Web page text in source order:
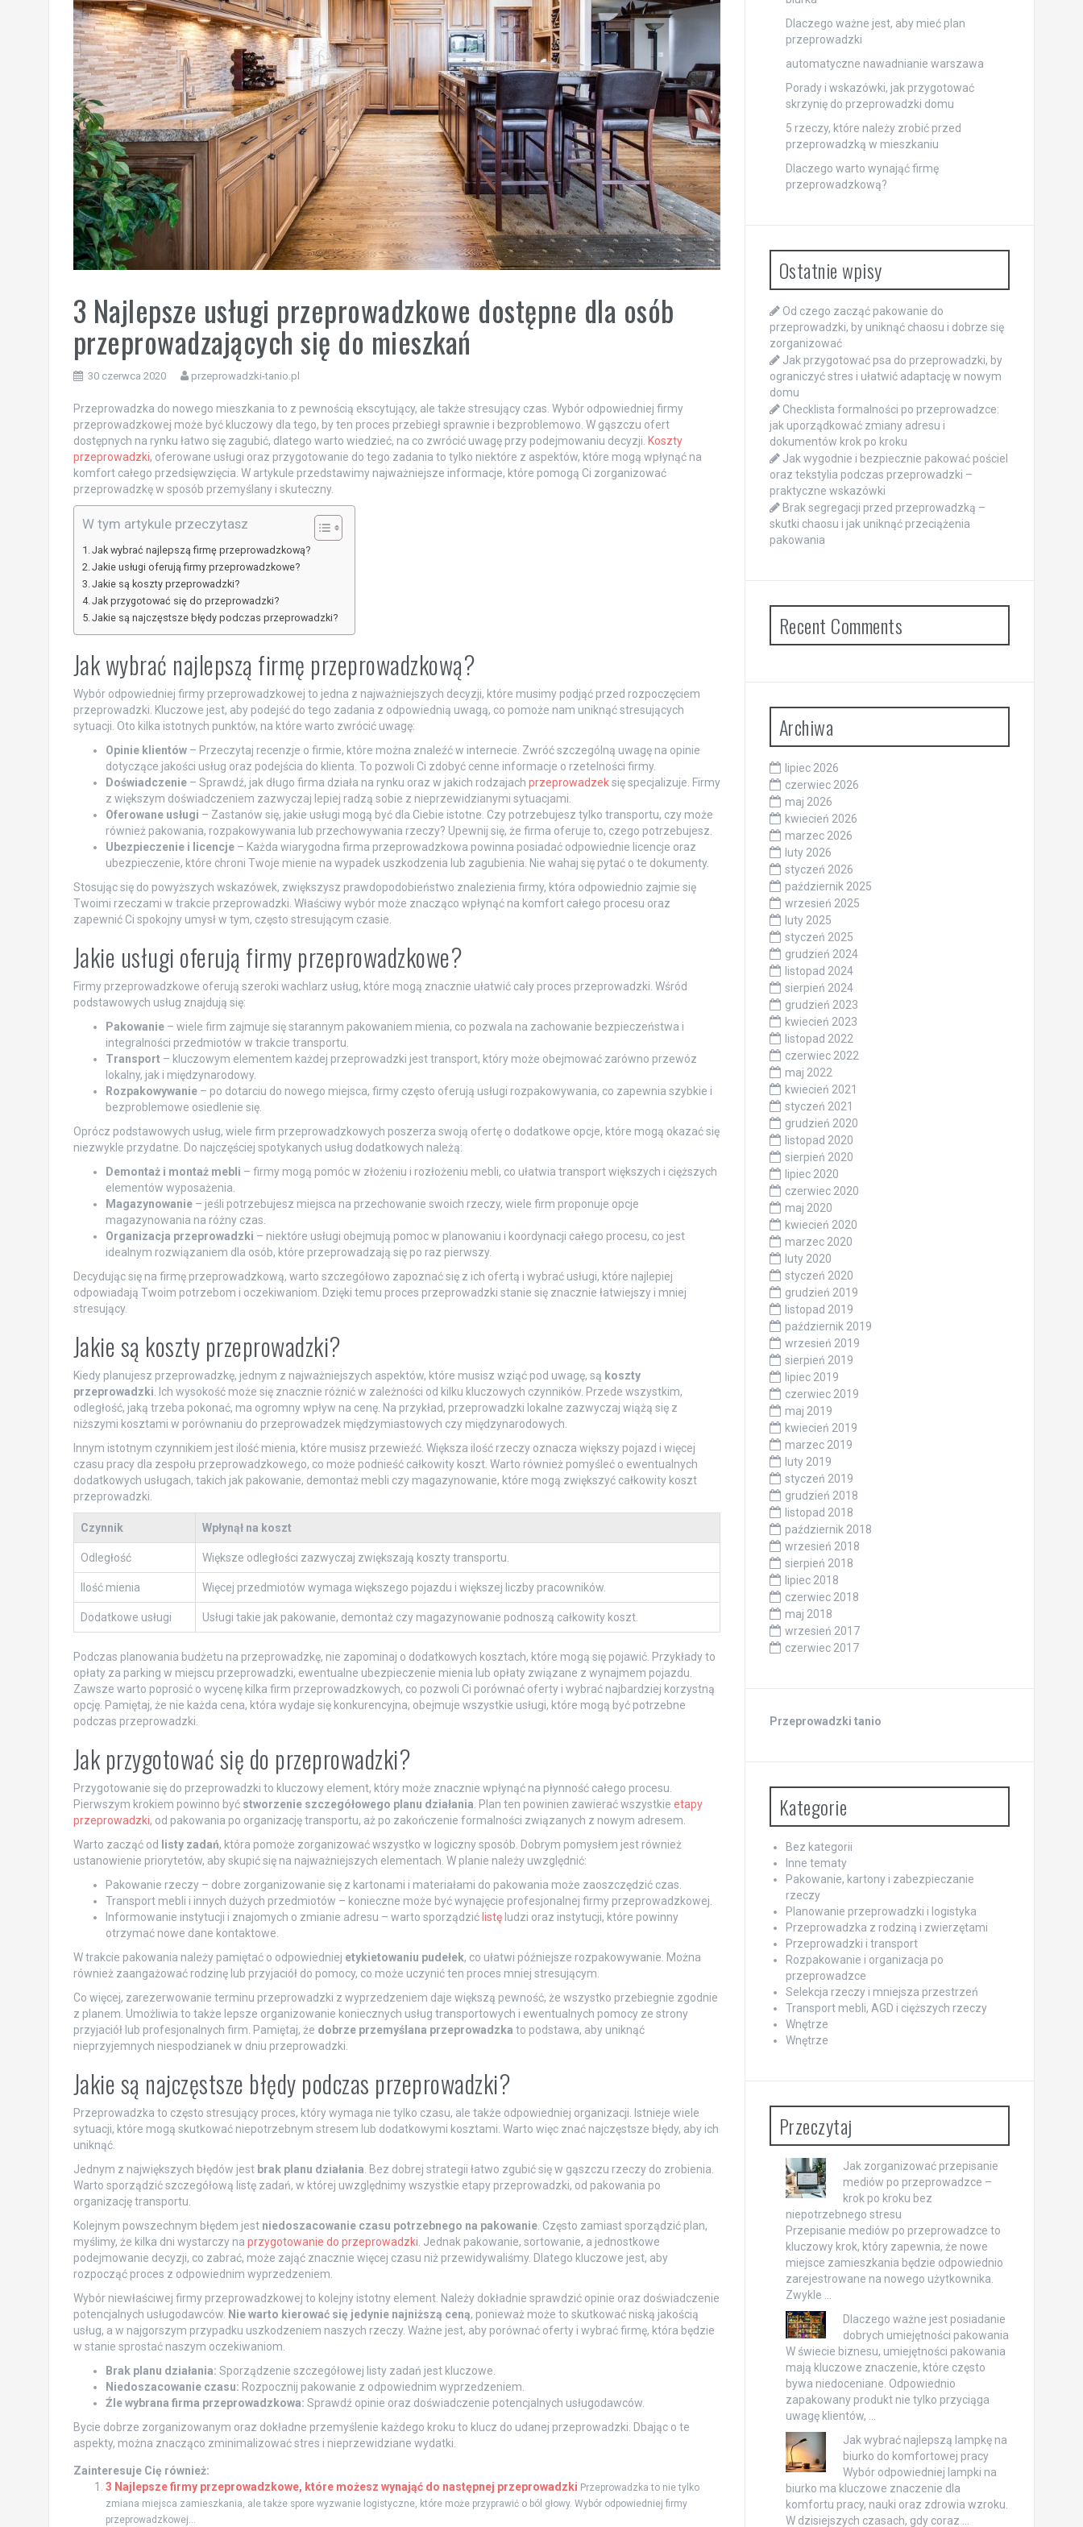
3 Najlepsze usługi przeprowadzkowe dostępne dla osób
przeprowadzających się do mieszkań
30 czerwca 2020 przeprowadzki-tanio.pl
Przeprowadzka do nowego mieszkania to z pewnością ekscytujący, ale także stresujący czas. Wybór odpowiedniej firmy
przeprowadzkowej może być kluczowy dla tego, by ten proces przebiegł sprawnie i bezproblemowo. W gąszczu ofert
dostępnych na rynku łatwo się zagubić, dlatego warto wiedzieć, na co zwrócić uwagę przy podejmowaniu decyzji. Koszty
przeprowadzki, oferowane usługi oraz przygotowanie do tego zadania to tylko niektóre z aspektów, które mogą wpłynąć na
komfort całego przedsięwzięcia. W artykule przedstawimy najważniejsze informacje, które pomogą Ci zorganizować
przeprowadzkę w sposób przemyślany i skuteczny.
W tym artykule przeczytasz
Jak wybrać najlepszą firmę przeprowadzkową?
Jakie usługi oferują firmy przeprowadzkowe?
Jakie są koszty przeprowadzki?
Jak przygotować się do przeprowadzki?
Jakie są najczęstsze błędy podczas przeprowadzki?
Jak wybrać najlepszą firmę przeprowadzkową?
Wybór odpowiedniej firmy przeprowadzkowej to jedna z najważniejszych decyzji, które musimy podjąć przed rozpoczęciem
przeprowadzki. Kluczowe jest, aby podejść do tego zadania z odpowiednią uwagą, co pomoże nam uniknąć stresujących
sytuacji. Oto kilka istotnych punktów, na które warto zwrócić uwagę:
Opinie klientów– Przeczytaj recenzje o firmie, które można znaleźć w internecie. Zwróć szczególną uwagę na opinie
dotyczące jakości usług oraz podejścia do klienta. To pozwoli Ci zdobyć cenne informacje o rzetelności firmy.
Doświadczenie– Sprawdź, jak długo firma działa na rynku oraz w jakich rodzajach przeprowadzeksię specjalizuje. Firmy
z większym doświadczeniem zazwyczaj lepiej radzą sobie z nieprzewidzianymi sytuacjami.
Oferowane usługi – Zastanów się, jakie usługi mogą być dla Ciebie istotne. Czy potrzebujesz tylko transportu, czy może
również pakowania, rozpakowywania lub przechowywania rzeczy? Upewnij się, że firma oferuje to, czego potrzebujesz.
Ubezpieczenie i licencje– Każda wiarygodna firma przeprowadzkowa powinna posiadać odpowiednie licencje oraz
ubezpieczenie, które chroni Twoje mienie na wypadek uszkodzenia lub zagubienia. Nie wahaj się pytać o te dokumenty.
Stosując się do powyższych wskazówek, zwiększysz prawdopodobieństwo znalezienia firmy, która odpowiednio zajmie się
Twoimi rzeczami w trakcie przeprowadzki. Właściwy wybór może znacząco wpłynąć na komfort całego procesu oraz
zapewnić Ci spokojny umysł w tym, często stresującym czasie.
Jakie usługi oferują firmy przeprowadzkowe?
Firmy przeprowadzkowe oferują szeroki wachlarz usług, które mogą znacznie ułatwić cały proces przeprowadzki. Wśród
podstawowych usług znajdują się:
Pakowanie– wiele firm zajmuje się starannym pakowaniem mienia, co pozwala na zachowanie bezpieczeństwa i
integralności przedmiotów w trakcie transportu.
Transport– kluczowym elementem każdej przeprowadzki jest transport, który może obejmować zarówno przewóz
lokalny, jak i międzynarodowy.
Rozpakowywanie– po dotarciu do nowego miejsca, firmy często oferują usługi rozpakowywania, co zapewnia szybkie i
bezproblemowe osiedlenie się.
Oprócz podstawowych usług, wiele firm przeprowadzkowych poszerza swoją ofertę o dodatkowe opcje, które mogą okazać się
niezwykle przydatne. Do najczęściej spotykanych usług dodatkowych należą:
Demontaż i montaż mebli – firmy mogą pomóc w złożeniu i rozłożeniu mebli, co ułatwia transport większych i cięższych
elementów wyposażenia.
Magazynowanie– jeśli potrzebujesz miejsca na przechowanie swoich rzeczy, wiele firm proponuje opcje
magazynowania na różny czas.
Organizacja przeprowadzki – niektóre usługi obejmują pomoc w planowaniu i koordynacji całego procesu, co jest
idealnym rozwiązaniem dla osób, które przeprowadzają się po raz pierwszy.
Decydując się na firmę przeprowadzkową, warto szczegółowo zapoznać się z ich ofertą i wybrać usługi, które najlepiej
odpowiadają Twoim potrzebom i oczekiwaniom. Dzięki temu proces przeprowadzki stanie się znacznie łatwiejszy i mniej
stresujący.
Jakie są koszty przeprowadzki?
Kiedy planujesz przeprowadzkę, jednym z najważniejszych aspektów, które musisz wziąć pod uwagę, są koszty
przeprowadzki . Ich wysokość może się znacznie różnić w zależności od kilku kluczowych czynników. Przede wszystkim,
odległość, jaką trzeba pokonać, ma ogromny wpływ na cenę. Na przykład, przeprowadzki lokalne zazwyczaj wiążą się z
niższymi kosztami w porównaniu do przeprowadzek międzymiastowych czy międzynarodowych.
Innym istotnym czynnikiem jest ilość mienia, które musisz przewieźć. Większa ilość rzeczy oznacza większy pojazd i więcej
czasu pracy dla zespołu przeprowadzkowego, co może podnieść całkowity koszt. Warto również pomyśleć o ewentualnych
dodatkowych usługach, takich jak pakowanie, demontaż mebli czy magazynowanie, które mogą zwiększyć całkowity koszt
przeprowadzki.
Czynnik Wpłynął na koszt
Odległość Większe odległości zazwyczaj zwiększają koszty transportu.
Ilość mienia Więcej przedmiotów wymaga większego pojazdu i większej liczby pracowników.
Dodatkowe usługi Usługi takie jak pakowanie, demontaż czy magazynowanie podnoszą całkowity koszt.
Podczas planowania budżetu na przeprowadzkę, nie zapominaj o dodatkowych kosztach, które mogą się pojawić. Przykłady to
opłaty za parking w miejscu przeprowadzki, ewentualne ubezpieczenie mienia lub opłaty związane z wynajmem pojazdu.
Zawsze warto poprosić o wycenę kilka firm przeprowadzkowych, co pozwoli Ci porównać oferty i wybrać najbardziej korzystną
opcję. Pamiętaj, że nie każda cena, która wydaje się konkurencyjna, obejmuje wszystkie usługi, które mogą być potrzebne
podczas przeprowadzki.
Jak przygotować się do przeprowadzki?
Przygotowanie się do przeprowadzki to kluczowy element, który może znacznie wpłynąć na płynność całego procesu.
Pierwszym krokiem powinno być stworzenie szczegółowego planu działania . Plan ten powinien zawierać wszystkie etapy
przeprowadzki, od pakowania po organizację transportu, aż po zakończenie formalności związanych z nowym adresem.
Warto zacząć od
listy zadań, która pomoże zorganizować wszystko w logiczny sposób. Dobrym pomysłem jest również
ustanowienie priorytetów, aby skupić się na najważniejszych elementach. W planie należy uwzględnić:
Pakowanie rzeczy – dobre zorganizowanie się z kartonami i materiałami do pakowania może zaoszczędzić czas.
Transport mebli i innych dużych przedmiotów – konieczne może być wynajęcie profesjonalnej firmy przeprowadzkowej.
Informowanie instytucji i znajomych o zmianie adresu – warto sporządzić listęludzi oraz instytucji, które powinny
otrzymać nowe dane kontaktowe.
W trakcie pakowania należy pamiętać o odpowiedniej etykietowaniu pudełek, co ułatwi późniejsze rozpakowywanie. Można
również zaangażować rodzinę lub przyjaciół do pomocy, co może uczynić ten proces mniej stresującym.
Co więcej, zarezerwowanie terminu przeprowadzki z wyprzedzeniem daje większą pewność, że wszystko przebiegnie zgodnie
z planem. Umożliwia to także lepsze organizowanie koniecznych usług transportowych i ewentualnych pomocy ze strony
przyjaciół lub profesjonalnych firm. Pamiętaj, że dobrze przemyślana przeprowadzka to podstawa, aby uniknąć
nieprzyjemnych niespodzianek w dniu przeprowadzki.
Jakie są najczęstsze błędy podczas przeprowadzki?
Przeprowadzka to często stresujący proces, który wymaga nie tylko czasu, ale także odpowiedniej organizacji. Istnieje wiele
sytuacji, które mogą skutkować niepotrzebnym stresem lub dodatkowymi kosztami. Warto więc znać najczęstsze błędy, aby ich
uniknąć.
Jednym z największych błędów jest brak planu działania . Bez dobrej strategii łatwo zgubić się w gąszczu rzeczy do zrobienia.
Warto sporządzić szczegółową listę zadań, w której uwzględnimy wszystkie etapy przeprowadzki, od pakowania po
organizację transportu.
Kolejnym powszechnym błędem jest niedoszacowanie czasu potrzebnego na pakowanie. Często zamiast sporządzić plan,
myślimy, że kilka dni wystarczy na przygotowanie do przeprowadzki . Jednak pakowanie, sortowanie, a jednostkowe
podejmowanie decyzji, co zabrać, może zająć znacznie więcej czasu niż przewidywaliśmy. Dlatego kluczowe jest, aby
rozpocząć proces z odpowiednim wyprzedzeniem.
Wybór niewłaściwej firmy przeprowadzkowej to kolejny istotny element. Należy dokładnie sprawdzić opinie oraz doświadczenie
potencjalnych usługodawców. Nie warto kierować się jedynie najniższą ceną, ponieważ może to skutkować niską jakością
usług, a w najgorszym przypadku uszkodzeniem naszych rzeczy. Ważne jest, aby porównać oferty i wybrać firmę, która będzie
w stanie sprostać naszym oczekiwaniom.
Brak planu działania: Sporządzenie szczegółowej listy zadań jest kluczowe.
Niedoszacowanie czasu: Rozpocznij pakowanie z odpowiednim wyprzedzeniem.
Źle wybrana firma przeprowadzkowa: Sprawdź opinie oraz doświadczenie potencjalnych usługodawców.
Bycie dobrze zorganizowanym oraz dokładne przemyślenie każdego kroku to klucz do udanej przeprowadzki. Dbając o te
aspekty, można znacząco zminimalizować stres i nieprzewidziane wydatki.
Zainteresuje Cię również:
3 Najlepsze firmy przeprowadzkowe, które możesz wynająć do następnej przeprowadzki Przeprowadzka to nie tylko
zmiana miejsca zamieszkania, ale także spore wyzwanie logistyczne, które może przyprawić o ból głowy. Wybór odpowiedniej firmy
przeprowadzkowej...
Dlaczego ważne jest, aby mieć plan
przeprowadzki
automatyczne nawadnianie warszawa
Porady i wskazówki, jak przygotować
skrzynię do przeprowadzki domu
5 rzeczy, które należy zrobić przed
przeprowadzką w mieszkaniu
Dlaczego warto wynająć firmę
przeprowadzkową?
Ostatnie wpisy
Od czego zacząć pakowanie do
przeprowadzki, by uniknąć chaosu i dobrze się
zorganizować
Jak przygotować psa do przeprowadzki, by
ograniczyć stres i ułatwić adaptację w nowym
domu
Checklista formalności po przeprowadzce:
jak uporządkować zmiany adresu i
dokumentów krok po kroku
Jak wygodnie i bezpiecznie pakować pościel
oraz tekstylia podczas przeprowadzki –
praktyczne wskazówki
Brak segregacji przed przeprowadzką –
skutki chaosu i jak uniknąć przeciążenia
pakowania
Recent Comments
Archiwa
lipiec 2026
czerwiec 2026
maj 2026
kwiecień 2026
marzec 2026
luty 2026
styczeń 2026
październik 2025
wrzesień 2025
luty 2025
styczeń 2025
grudzień 2024
listopad 2024
sierpień 2024
grudzień 2023
kwiecień 2023
listopad 2022
czerwiec 2022
maj 2022
kwiecień 2021
styczeń 2021
grudzień 2020
listopad 2020
sierpień 2020
lipiec 2020
czerwiec 2020
maj 2020
kwiecień 2020
marzec 2020
luty 2020
styczeń 2020
grudzień 2019
listopad 2019
październik 2019
wrzesień 2019
sierpień 2019
lipiec 2019
czerwiec 2019
maj 2019
kwiecień 2019
marzec 2019
luty 2019
styczeń 2019
grudzień 2018
listopad 2018
październik 2018
wrzesień 2018
sierpień 2018
lipiec 2018
czerwiec 2018
maj 2018
wrzesień 2017
czerwiec 2017
Przeprowadzki tanio
Kategorie
Bez kategorii
Inne tematy
Pakowanie, kartony i zabezpieczanie
rzeczy
Planowanie przeprowadzki i logistyka
Przeprowadzka z rodziną i zwierzętami
Przeprowadzki i transport
Rozpakowanie i organizacja po
przeprowadzce
Selekcja rzeczy i mniejsza przestrzeń
Transport mebli, AGD i cięższych rzeczy
Wnętrze
Wnętrze
Przeczytaj
Jak zorganizować przepisanie
mediów po przeprowadzce –
krok po kroku bez
niepotrzebnego stresu
Przepisanie mediów po przeprowadzce to
kluczowy krok, który zapewnia, że nowe
miejsce zamieszkania będzie odpowiednio
zarejestrowane na nowego użytkownika.
Zwykle …
Dlaczego ważne jest posiadanie
dobrych umiejętności pakowania
W świecie biznesu, umiejętności pakowania
mają kluczowe znaczenie, które często
bywa niedoceniane. Odpowiednio
zapakowany produkt nie tylko przyciąga
uwagę klientów, …
Jak wybrać najlepszą lampkę na
biurko do komfortowej pracy
Wybór odpowiedniej lampki na
biurko ma kluczowe znaczenie dla
komfortu pracy, nauki oraz zdrowia wzroku.
W dzisiejszych czasach, gdy coraz …